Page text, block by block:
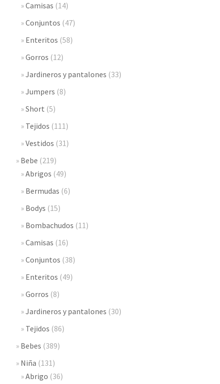
Camisas (14)
Conjuntos (47)
Enteritos (58)
Gorros (12)
Jardineros y pantalones (33)
Jumpers (8)
Short (5)
Tejidos (111)
Vestidos (31)
Bebe (219)
Abrigos (49)
Bermudas (6)
Bodys (15)
Bombachudos (11)
Camisas (16)
Conjuntos (38)
Enteritos (49)
Gorros (8)
Jardineros y pantalones (30)
Tejidos (86)
Bebes (389)
Niña (131)
Abrigo (36)